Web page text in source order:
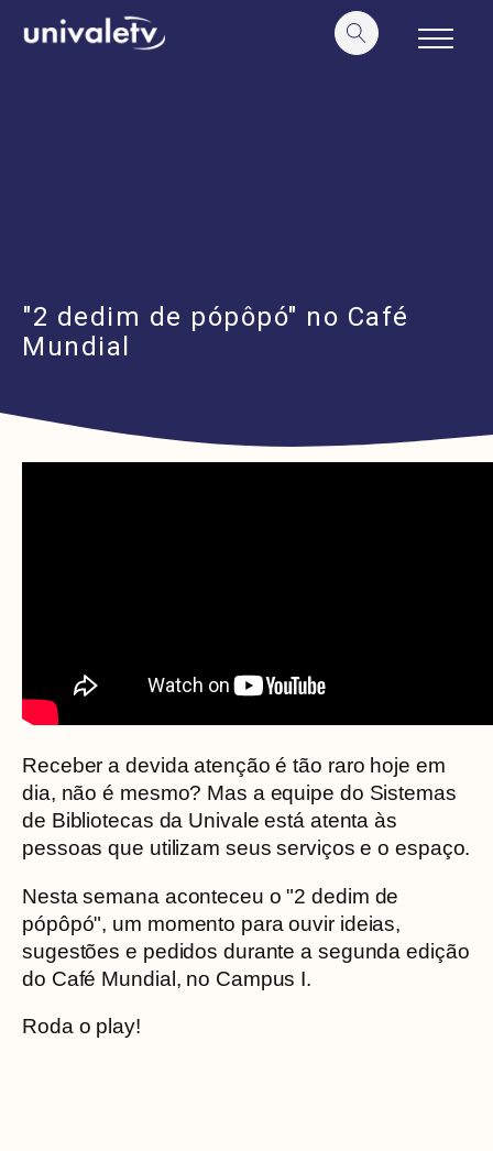
conteúdo
"2 dedim de pópôpó" no Café
Mundial
Receber a devida atenção é tão raro hoje em
dia, não é mesmo? Mas a equipe do Sistemas
de Bibliotecas da Univale está atenta às
pessoas que utilizam seus serviços e o espaço.
Nesta semana aconteceu o "2 dedim de
pópôpó", um momento para ouvir ideias,
sugestões e pedidos durante a segunda edição
do Café Mundial, no Campus I.
Roda o play!